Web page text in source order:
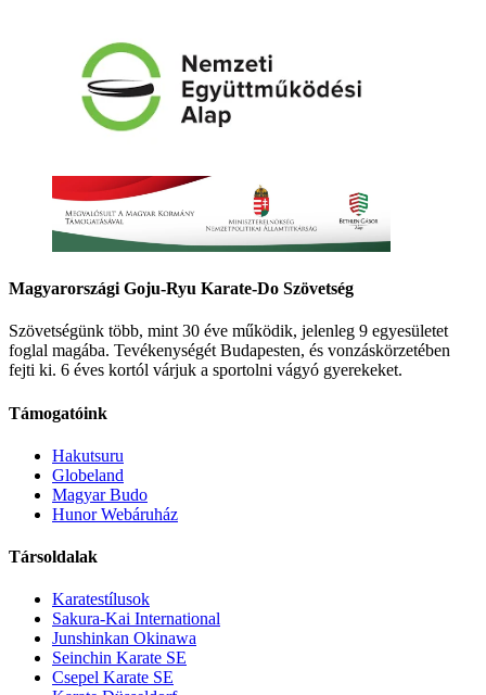
Magyarországi Goju-Ryu Karate-Do Szövetség
Szövetségünk több, mint 30 éve működik, jelenleg 9 egyesületet
foglal magába. Tevékenységét Budapesten, és vonzáskörzetében
fejti ki. 6 éves kortól várjuk a sportolni vágyó gyerekeket.
Támogatóink
Hakutsuru
Globeland
Magyar Budo
Hunor Webáruház
Társoldalak
Karatestílusok
Sakura-Kai International
Junshinkan Okinawa
Seinchin Karate SE
Csepel Karate SE